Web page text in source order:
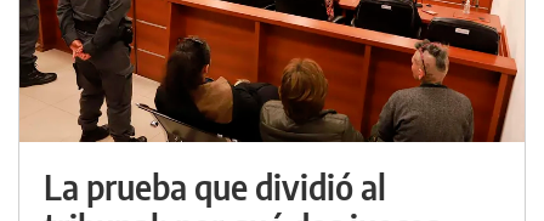
La prueba que dividió al